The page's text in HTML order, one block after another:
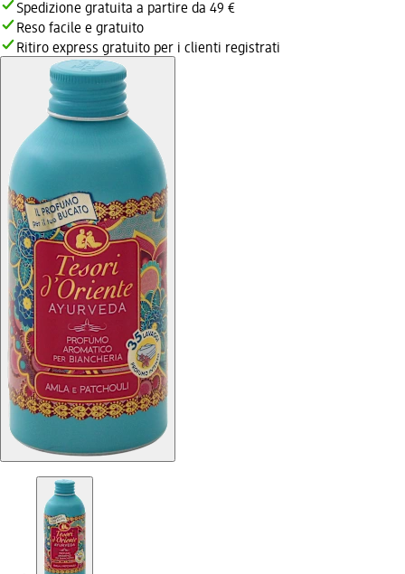
Spedizione gratuita a partire da 49 €
Reso facile e gratuito
Ritiro express gratuito per i clienti registrati